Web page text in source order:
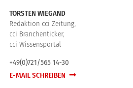
TORSTEN WIEGAND
Redaktion cci Zeitung,
cci Branchenticker,
cci Wissensportal
+49(0)721/565 14-30
E-MAIL SCHREIBEN